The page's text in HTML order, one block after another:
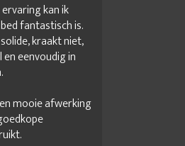
kan ik
fantastisch is.
kraakt niet,
eenvoudig in
mooie afwerking